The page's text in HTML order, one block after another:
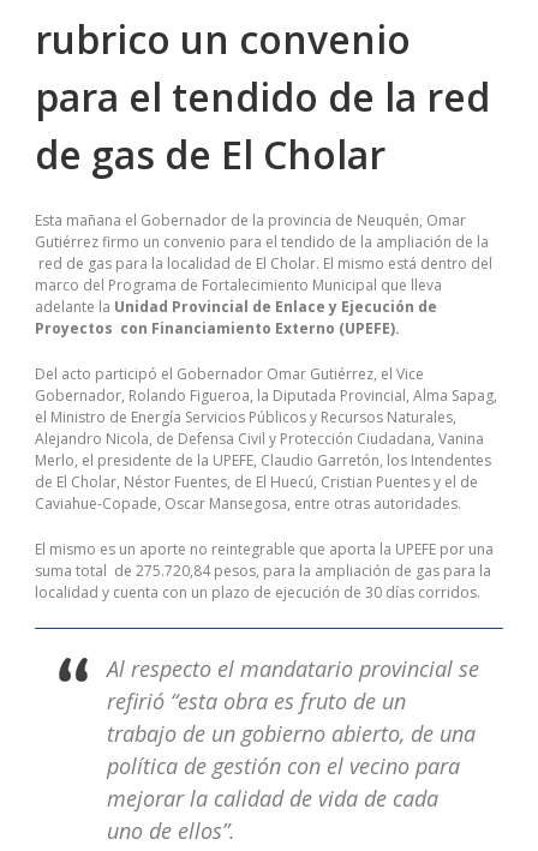
rubrico un convenio
para el tendido de la red
de gas de El Cholar
Esta mañana el Gobernador de la provincia de Neuquén, Omar
Gutiérrez firmo un convenio para el tendido de la ampliación de la
red de gas para la localidad de El Cholar. El mismo está dentro del
marco del Programa de Fortalecimiento Municipal que lleva
adelante la Unidad Provincial de Enlace y Ejecución de
Proyectos con Financiamiento Externo (UPEFE).
Del acto participó el Gobernador Omar Gutiérrez, el Vice
Gobernador, Rolando Figueroa, la Diputada Provincial, Alma Sapag,
el Ministro de Energía Servicios Públicos y Recursos Naturales,
Alejandro Nicola, de Defensa Civil y Protección Ciudadana, Vanina
Merlo, el presidente de la UPEFE, Claudio Garretón, los Intendentes
de El Cholar, Néstor Fuentes, de El Huecú, Cristian Puentes y el de
Caviahue-Copade, Oscar Mansegosa, entre otras autoridades.
El mismo es un aporte no reintegrable que aporta la UPEFE por una
suma total de 275.720,84 pesos, para la ampliación de gas para la
localidad y cuenta con un plazo de ejecución de 30 días corridos.
Al respecto el mandatario provincial se
refirió “esta obra es fruto de un
trabajo de un gobierno abierto, de una
política de gestión con el vecino para
mejorar la calidad de vida de cada
uno de ellos”.